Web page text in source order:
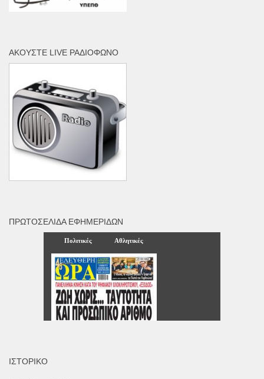
ΑΚΟΎΣΤΕ LIVE ΡΑΔΙΌΦΩΝΟ
ΠΡΩΤΟΣΈΛΙΔΑ ΕΦΗΜΕΡΊΔΩΝ
ΙΣΤΟΡΙΚΌ